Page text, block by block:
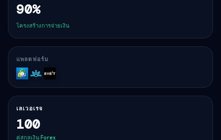
90%
โครงสร้างการจ่ายเงิน
แพลตฟอร์ม
MT5Match-
Trader
Bybit
เลเวอเรจ
100
คู่สกุลเงิน Forex